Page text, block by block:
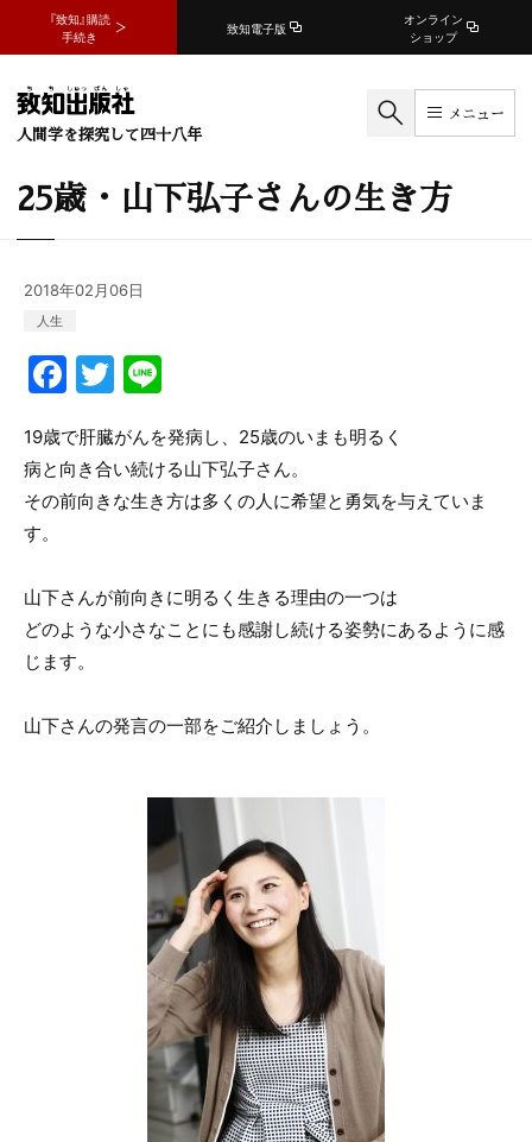
『致知』購読
手続き
致知電子版
オンライン
ショップ
人間学を探究して四十八年
メニュー
25歳・山下弘子さんの生き方
2018年02月06日
人生
F
a
c
e
b
o
k
T
w
itt
er
e
19歳で肝臓がんを発病し、25歳のいまも明るく
病と向き合い続ける山下弘子さん。
その前向きな生き方は多くの人に希望と勇気を与えていま
す。
山下さんが前向きに明るく生きる理由の一つは
どのような小さなことにも感謝し続ける姿勢にあるように感
じます。
山下さんの発言の一部をご紹介しましょう。